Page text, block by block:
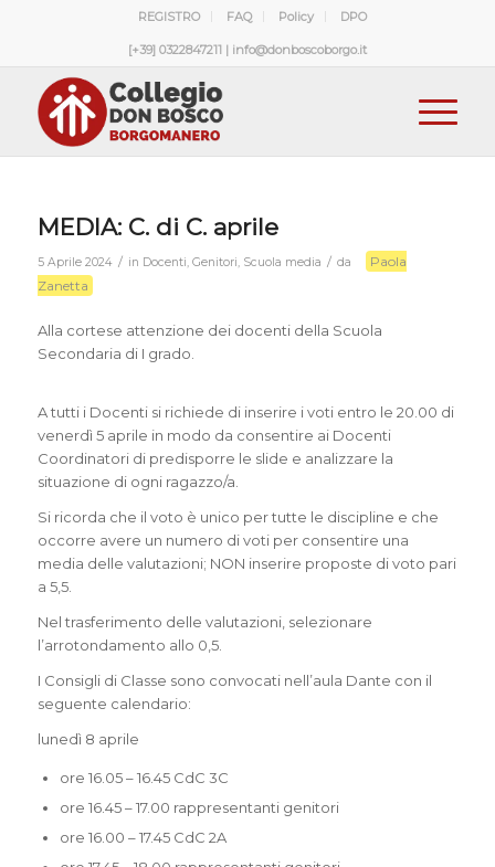
REGISTRO FAQ Policy DPO
[+39] 0322847211 | info@donboscoborgo.it
MEDIA: C. di C. aprile
5 Aprile 2024 / in Docenti, Genitori, Scuola media / da
Paola
Zanetta
Alla cortese attenzione dei docenti della Scuola
Secondaria di I grado.
A tutti i Docenti si richiede di inserire i voti entro le 20.00 di
venerdì 5 aprile in modo da consentire ai Docenti
Coordinatori di predisporre le slide e analizzare la
situazione di ogni ragazzo/a.
Si ricorda che il voto è unico per tutte le discipline e che
occorre avere un numero di voti per consentire una
media delle valutazioni; NON inserire proposte di voto pari
a 5,5.
Nel trasferimento delle valutazioni, selezionare
l’arrotondamento allo 0,5.
I Consigli di Classe sono convocati nell’aula Dante con il
seguente calendario:
lunedì 8 aprile
ore 16.05 – 16.45 CdC 3C
ore 16.45 – 17.00 rappresentanti genitori
ore 16.00 – 17.45 CdC 2A